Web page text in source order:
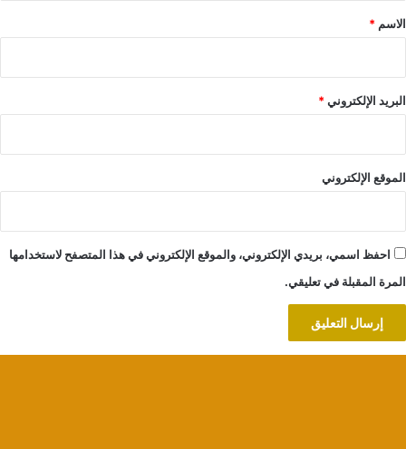
*
الاسم *
البريد الإلكتروني*
الموقع الإلكتروني
احفظ اسمي، بريدي الإلكتروني، والموقع الإلكتروني في هذا المتصفح لاستخدامها
المرة المقبلة في تعليقي.